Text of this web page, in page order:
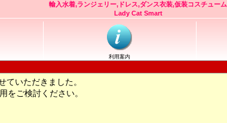
輸入水着,ランジェリー,ドレス,ダンス衣装,仮装コスチューム
Lady Cat Smart
利用案内
いただきました。
をご検討ください。